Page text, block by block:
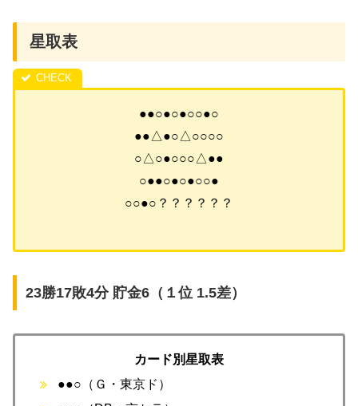
星取表
●●○●○●○○●○
●●△●○△○○○○
○△○●○○○△●●
○●●○●○●○○●
○○●○？？？？？？
23勝17敗4分 貯金6（１位 1.5差）
カード別星取表
●●○（Ｇ・東京ド）